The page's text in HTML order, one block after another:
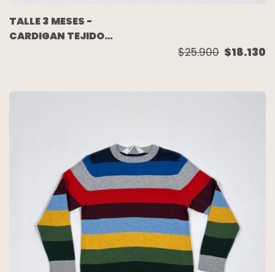
TALLE 3 MESES -
CARDIGAN TEJIDO
$25.900 $18.130